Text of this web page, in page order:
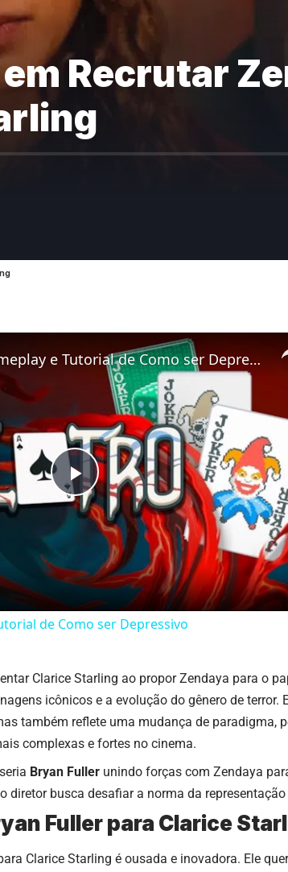
Recrutar
Play
Video
[LIVE] Balatro: Gameplay e Tutorial de Como ser Depressivo
de Como ser Depressivo
Clarice Starling ao propor Zendaya para o
icônicos e a evolução do gênero de terror.
também reflete uma mudança de paradigma,
complexas e fortes no cinema.
Bryan Fuller unindo forças com Zendaya
diretor busca desafiar a norma da
Fuller para Clarice
Clarice Starling é ousada e inovadora. Ele